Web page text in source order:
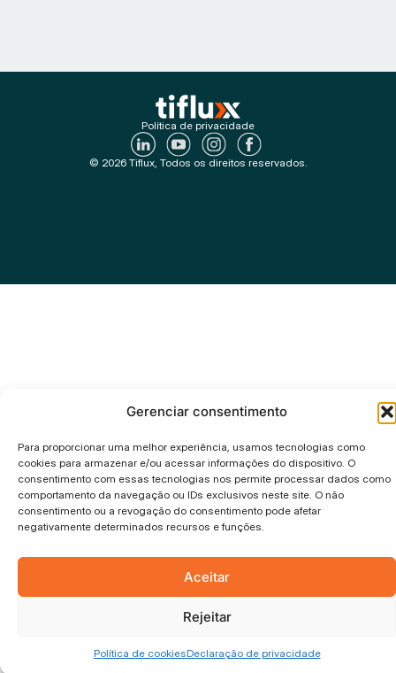
Gerenciar consentimento
Para proporcionar uma melhor experiência, usamos tecnologias como
cookies para armazenar e/ou acessar informações do dispositivo. O
consentimento com essas tecnologias nos permite processar dados como
comportamento da navegação ou IDs exclusivos neste site. O não
consentimento ou a revogação do consentimento pode afetar
negativamente determinados recursos e funções.
Aceitar
Rejeitar
Política de cookiesDeclaração de privacidade
© 2026 Tiflux, Todos os direitos reservados.
Política de privacidade